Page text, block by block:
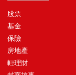
股票
基金
保險
房地產
輕理財